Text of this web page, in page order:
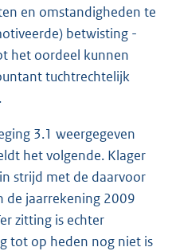
en omstandigheden te
betwisting -
het oordeel kunnen
tuchtrechtelijk
3.1 weergegeven
het volgende. Klager
strijd met de daarvoor
de jaarrekening 2009
zitting is echter
tot op heden nog niet is